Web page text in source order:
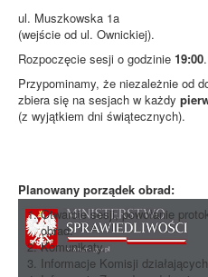
ul. Muszkowska 1a
(wejście od ul. Ownickiej).
Rozpoczęcie sesji o godzinie 19:00.
Przypominamy, że niezależnie od
zbiera się na sesjach w każdy
(z wyjątkiem dni świątecznych).
Planowany porządek obrad:
Otwarcie sesji, powołanie
obrad.
Komunikaty.
Informacje Komisji